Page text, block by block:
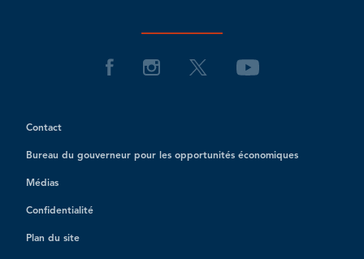
Contact
Bureau du gouverneur pour les opportunités économiques
Médias
Confidentialité
Plan du site